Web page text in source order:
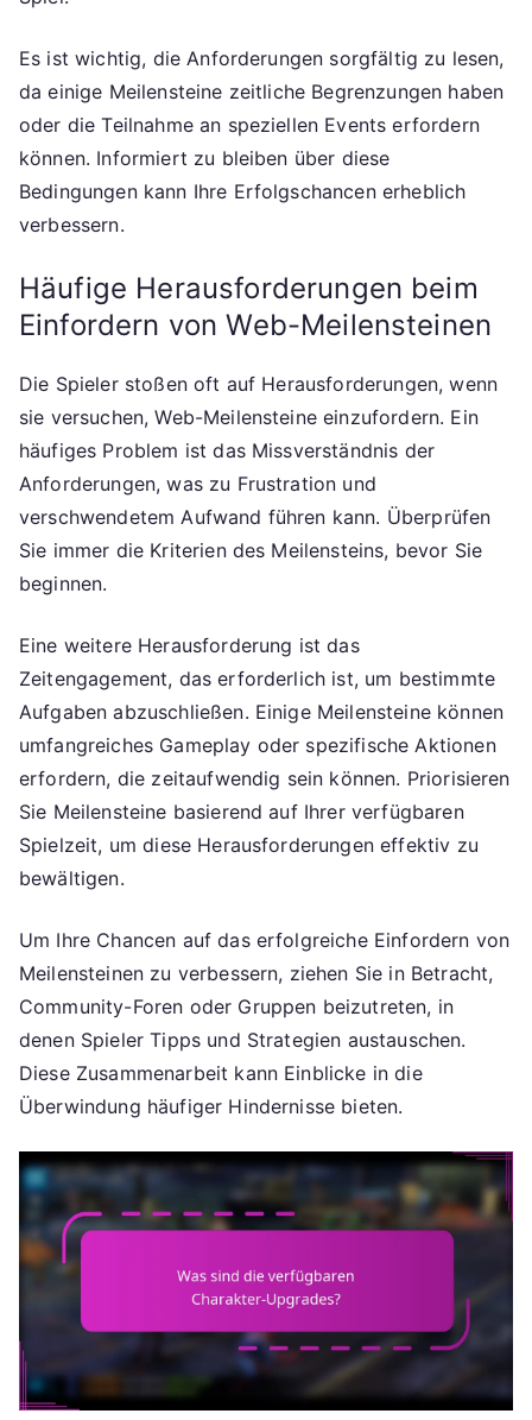
Es ist wichtig, die Anforderungen sorgfältig zu lesen,
da einige Meilensteine zeitliche Begrenzungen haben
oder die Teilnahme an speziellen Events erfordern
können. Informiert zu bleiben über diese
Bedingungen kann Ihre Erfolgschancen erheblich
verbessern.
Häufige Herausforderungen beim
Einfordern von Web-Meilensteinen
Die Spieler stoßen oft auf Herausforderungen, wenn
sie versuchen, Web-Meilensteine einzufordern. Ein
häufiges Problem ist das Missverständnis der
Anforderungen, was zu Frustration und
verschwendetem Aufwand führen kann. Überprüfen
Sie immer die Kriterien des Meilensteins, bevor Sie
beginnen.
Eine weitere Herausforderung ist das
Zeitengagement, das erforderlich ist, um bestimmte
Aufgaben abzuschließen. Einige Meilensteine können
umfangreiches Gameplay oder spezifische Aktionen
erfordern, die zeitaufwendig sein können. Priorisieren
Sie Meilensteine basierend auf Ihrer verfügbaren
Spielzeit, um diese Herausforderungen effektiv zu
bewältigen.
Um Ihre Chancen auf das erfolgreiche Einfordern von
Meilensteinen zu verbessern, ziehen Sie in Betracht,
Community-Foren oder Gruppen beizutreten, in
denen Spieler Tipps und Strategien austauschen.
Diese Zusammenarbeit kann Einblicke in die
Überwindung häufiger Hindernisse bieten.